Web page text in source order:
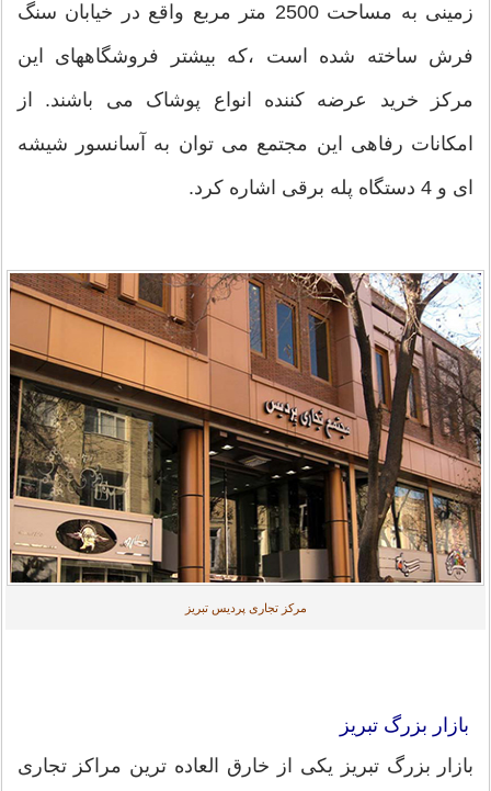
زمینی به مساحت 2500 متر مربع واقع در خیابان سنگ
فرش ساخته شده است ،که بیشتر فروشگاههای این
مرکز خرید عرضه کننده انواع پوشاک می باشند. از
امکانات رفاهی این مجتمع می توان به آسانسور شیشه
ای و 4 دستگاه پله برقی اشاره کرد.
مرکز تجاری پردیس تبریز
بازار بزرگ تبریز
بازار بزرگ تبریز یکی از خارق العاده ترین مراکز تجاری